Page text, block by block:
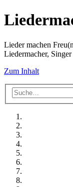
Lieder machen
Liedermacher,
Zum Inhalt